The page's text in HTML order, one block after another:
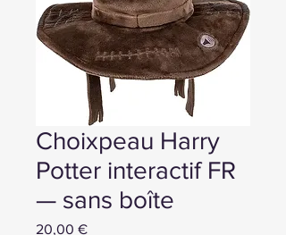
Choixpeau Harry
Potter interactif FR
— sans boîte
20,00 €Prix